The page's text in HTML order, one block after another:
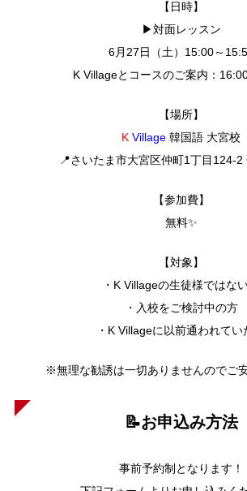
【日時】
▶対面レッスン
6月27日（土）15:00～
K Villageとコースのご案内：
【場所】
K Village 韓国語 大宮校
📍さいたま市大宮区仲町1丁目124-2
【参加費】
無料✨
【対象】
・K Villageの生徒様ではな
・入校をご検討中の方
・K Villageに以前通われてい
※無理な勧誘は一切ありませんのでご
📝お申込み方法
事前予約制となります！